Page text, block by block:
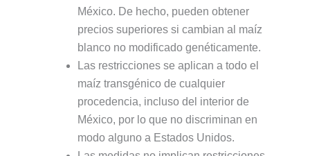
México. De hecho, pueden obtener
precios superiores si cambian al maíz
blanco no modificado genéticamente.
Las restricciones se aplican a todo el
maíz transgénico de cualquier
procedencia, incluso del interior de
México, por lo que no discriminan en
modo alguno a Estados Unidos.